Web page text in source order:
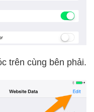
trên cùng bên phải.